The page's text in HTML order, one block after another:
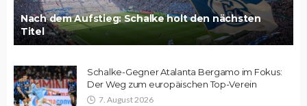
Nach dem Aufstieg: Schalke holt den nächsten
Titel
Schalke-Gegner Atalanta Bergamo im Fokus:
Der Weg zum europäischen Top-Verein
7. August 2026